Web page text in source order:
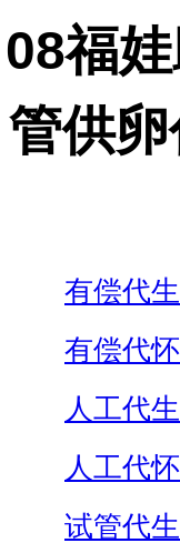
08福
管供
有偿代
有偿代
人工代
人工代
试管代